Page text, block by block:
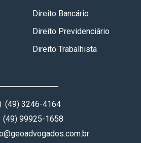
Direito Bancário
Direito Previdenciário
Direito Trabalhista
(49) 3246-4164
(49) 99925-1658